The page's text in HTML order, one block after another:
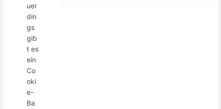
uer
din
gs
gib
t es
ein
Co
oki
e-
Ba